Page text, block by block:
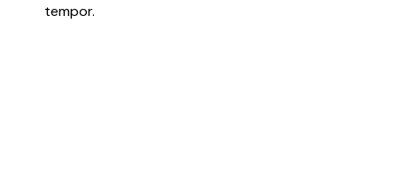
tempor.